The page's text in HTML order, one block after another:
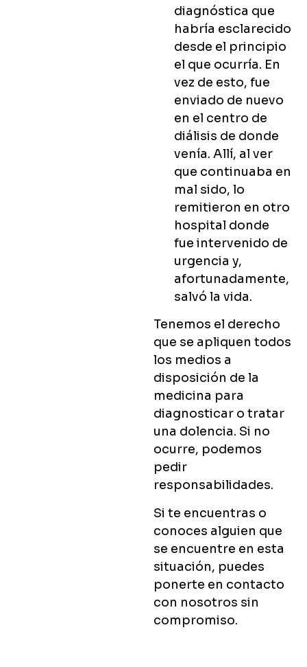
diagnóstica que
habría esclarecido
desde el principio
el que ocurría. En
vez de esto, fue
enviado de nuevo
en el centro de
diálisis de donde
venía. Allí, al ver
que continuaba en
mal sido, lo
remitieron en otro
hospital donde
fue intervenido de
urgencia y,
afortunadamente,
salvó la vida.
Tenemos el derecho
que se apliquen todos
los medios a
disposición de la
medicina para
diagnosticar o tratar
una dolencia. Si no
ocurre, podemos
pedir
responsabilidades.
Si te encuentras o
conoces alguien que
se encuentre en esta
situación, puedes
ponerte en contacto
con nosotros sin
compromiso.